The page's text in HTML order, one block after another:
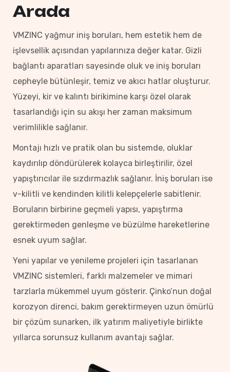
Arada
VMZINC yağmur iniş boruları, hem estetik hem de
işlevsellik açısından yapılarınıza değer katar. Gizli
bağlantı aparatları sayesinde oluk ve iniş boruları
cepheyle bütünleşir, temiz ve akıcı hatlar oluşturur.
Yüzeyi, kir ve kalıntı birikimine karşı özel olarak
tasarlandığı için su akışı her zaman maksimum
verimlilikle sağlanır.
Montajı hızlı ve pratik olan bu sistemde, oluklar
kaydırılıp döndürülerek kolayca birleştirilir, özel
yapıştırıcılar ile sızdırmazlık sağlanır. İniş boruları ise
v-kilitli ve kendinden kilitli kelepçelerle sabitlenir.
Boruların birbirine geçmeli yapısı, yapıştırma
gerektirmeden genleşme ve büzülme hareketlerine
esnek uyum sağlar.
Yeni yapılar ve yenileme projeleri için tasarlanan
VMZINC sistemleri, farklı malzemeler ve mimari
tarzlarla mükemmel uyum gösterir. Çinko’nun doğal
korozyon direnci, bakım gerektirmeyen uzun ömürlü
bir çözüm sunarken, ilk yatırım maliyetiyle birlikte
yıllarca sorunsuz kullanım avantajı sağlar.